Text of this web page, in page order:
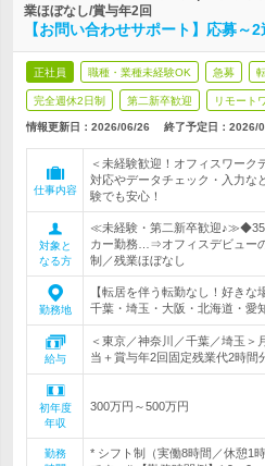
業ほぼなし/賞与年2回
【お問い合わせサポート】応募～
正社員 職種・業種未経験OK 急募
完全週休2日制 第二新卒歓迎 リモート
情報更新日：2026/06/26 終了予定日： 2026/
仕事内容
＜未経験歓迎！オフィスワーク
対応やデータチェック・入力
験でも安心！
対象と
なる方
≪未経験・第二新卒歓迎
カー勤務…⇒オフィスデビュー
制／残業ほぼなし
勤務地
【転居を伴う転勤なし！好きな
千葉・埼玉・大阪・北海道・愛
給与
＜東京／神奈川／千葉／埼玉＞
当＋賞与年2回固定残業代2時間
初年度
年収
300万円～500万円
勤務
* シフト制（実働8時間／休憩1